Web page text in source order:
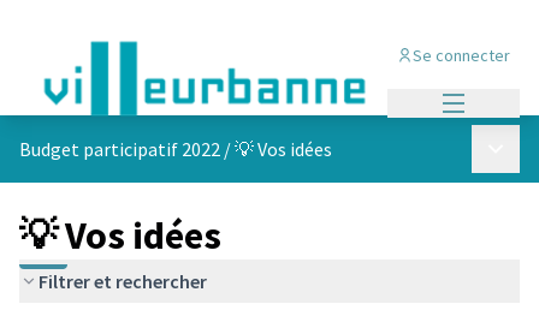
Se connecter
Budget participatif 2022 /💡 Vos idées
💡 Vos idées
Filtrer et rechercher